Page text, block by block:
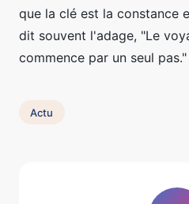
que la clé est la constance
dit souvent l'adage, "Le
commence par un seul pas."
Actu